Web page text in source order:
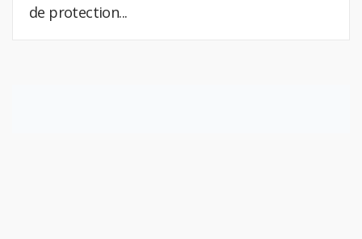
de protection...